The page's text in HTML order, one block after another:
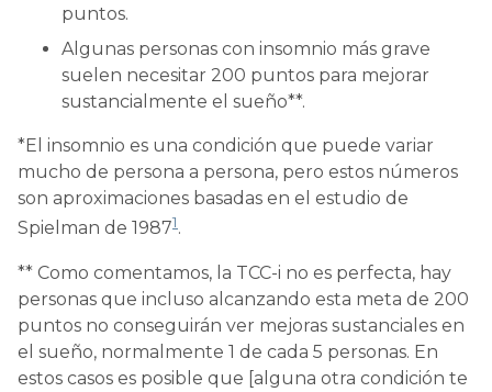
puntos.
Algunas personas con insomnio más grave
suelen necesitar 200 puntos para mejorar
sustancialmente el sueño**.
*El insomnio es una condición que puede variar
mucho de persona a persona, pero estos números
son aproximaciones basadas en el estudio de
Spielman de 19871.
** Como comentamos, la TCC-i no es perfecta, hay
personas que incluso alcanzando esta meta de 200
puntos no conseguirán ver mejoras sustanciales en
el sueño, normalmente 1 de cada 5 personas. En
estos casos es posible que [alguna otra condición te